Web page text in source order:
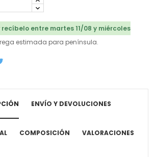
entre martes 11/08 y miércoles
estimada para península.
ENVÍO Y DEVOLUCIONES
COMPOSICIÓN VALORACIONES